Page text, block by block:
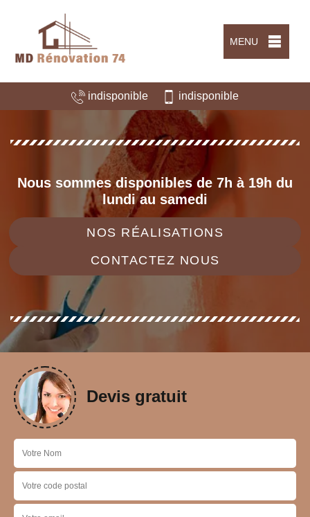
MENU
indisponible indisponible
Nous sommes disponibles de 7h à 19h du
lundi au samedi
NOS RÉALISATIONS
CONTACTEZ NOUS
Devis gratuit